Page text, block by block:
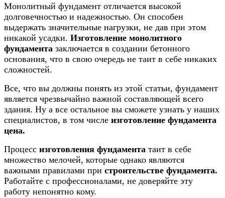
Монолитный фундамент отличается высокой
долговечностью и надежностью. Он способен
выдержать значительные нагрузки, не дав при этом
никакой усадки. Изготовление монолитного
фундамента заключается в создании бетонного
основания, что в свою очередь не таит в себе никаких
сложностей.
Все, что вы должны понять из этой статьи, фундамент
является чрезвычайно важной составляющей всего
здания. Ну а все остальное вы сможете узнать у наших
специалистов, в том числе изготовление фундамента
цена.
Процесс изготовления фундамента таит в себе
множество мелочей, которые однако являются
важными правилами при строительстве фундамента.
Работайте с профессионалами, не доверяйте эту
работу непонятно кому.